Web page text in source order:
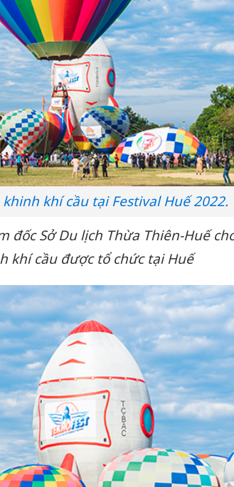
khí cầu tại Festival Huế 2022.
đốc Sở Du lịch Thừa Thiên-Huế
khí cầu được tổ chức tại Huế